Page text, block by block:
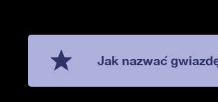
Jak nazwać